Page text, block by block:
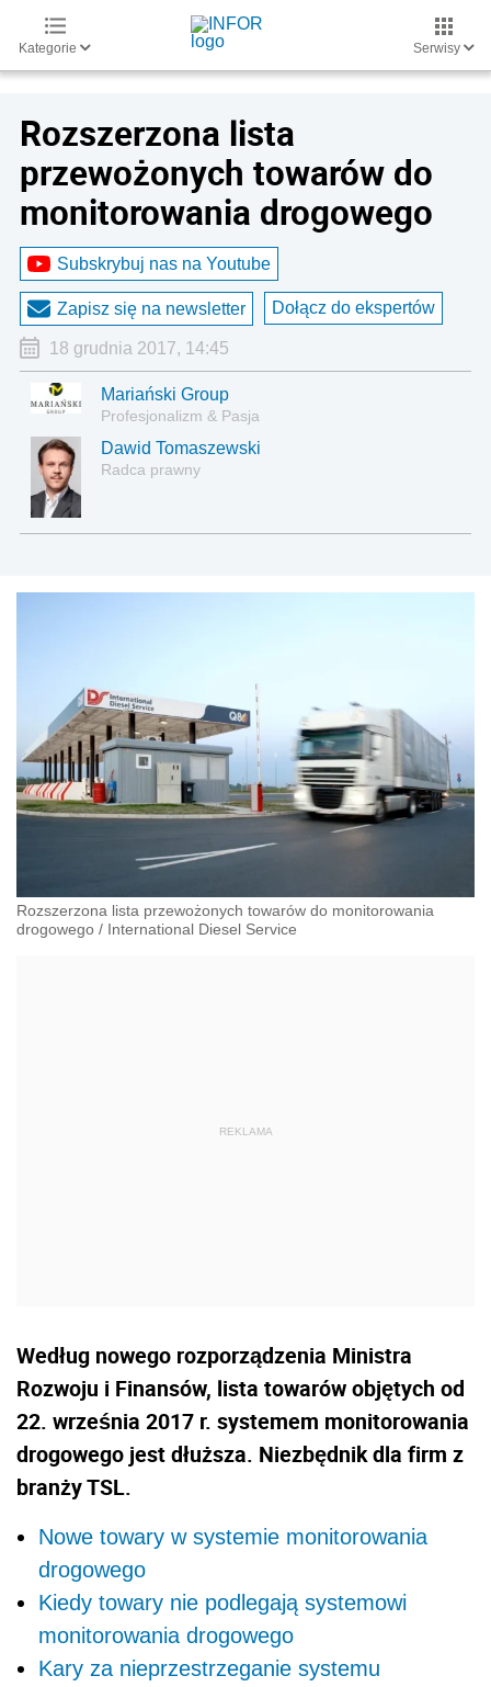
Kategorie Serwisy
Rozszerzona lista
przewożonych towarów do
monitorowania drogowego
Subskrybuj nas na Youtube
Zapisz się na newsletter Dołącz do ekspertów
18 grudnia 2017, 14:45
Mariański Group
Profesjonalizm & Pasja
Dawid Tomaszewski
Radca prawny
Rozszerzona lista przewożonych towarów do monitorowania
drogowego / International Diesel Service
Według nowego rozporządzenia Ministra
Rozwoju i Finansów, lista towarów objętych od
22. września 2017 r. systemem monitorowania
drogowego jest dłuższa. Niezbędnik dla firm z
branży TSL.
Nowe towary w systemie monitorowania
drogowego
Kiedy towary nie podlegają systemowi
monitorowania drogowego
Kary za nieprzestrzeganie systemu